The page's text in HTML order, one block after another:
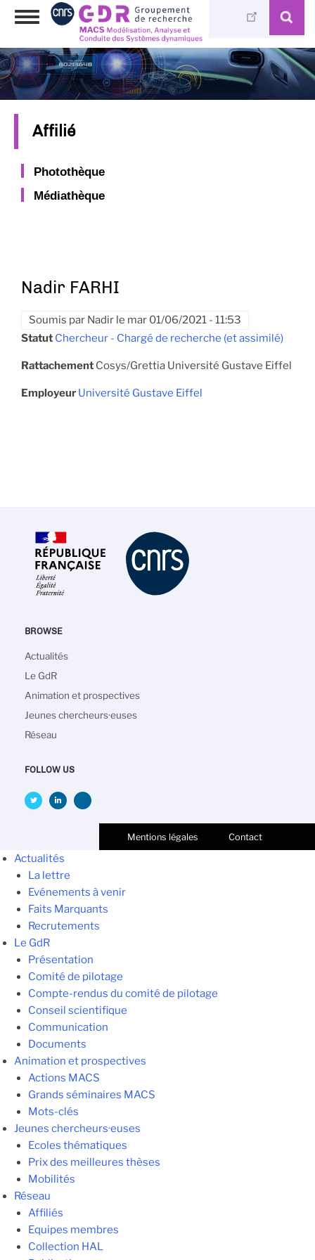
Aller
principal
Toggle
Affilié
Photothèque
Médiathèque
Nadir FARHI
Soumis par Nadir le mar 01/06/2021 - 11:53
Statut Chercheur - Chargé de recherche (et assimilé)
Rattachement Cosys/Grettia Université Gustave Eiffel
Employeur Université Gustave Eiffel
BROWSE
Navigation
principale
Actualités
Le GdR
Animation et prospectives
Jeunes chercheurs·euses
Réseau
FOLLOW US
Mentions légales Contact
Actualités
La lettre
Evénements à venir
Faits Marquants
Recrutements
Le GdR
Présentation
Comité de pilotage
Compte-rendus du comité de pilotage
Conseil scientifique
Communication
Documents
Animation et prospectives
Actions MACS
Grands séminaires MACS
Mots-clés
Jeunes chercheurs·euses
Ecoles thématiques
Prix des meilleures thèses
Mobilités
Réseau
Affiliés
Equipes membres
Collection HAL